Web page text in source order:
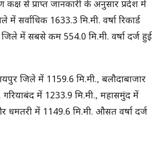
कक्ष से प्राप्त जानकारी के अनुसार प्रदेश में
सर्वाधिक 1633.3 मि.मी. वर्षा रिकार्ड
में सबसे कम 554.0 मि.मी. वर्षा दर्ज हुई
जिले में 1159.6 मि.मी., बलौदाबाजार
गरियाबंद में 1233.9 मि.मी., महासमुंद में
धमतरी में 1149.6 मि.मी. औसत वर्षा दर्ज